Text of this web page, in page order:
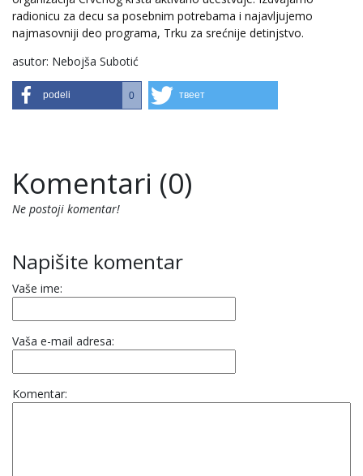
radionicu za decu sa posebnim potrebama i najavljujemo
najmasovniji deo programa, Trku za srećnije detinjstvo.
asutor: Nebojša Subotić
podeli 0 твеет
Komentari (0)
Ne postoji komentar!
Napišite komentar
Vaše ime:
Vaša e-mail adresa:
Komentar: